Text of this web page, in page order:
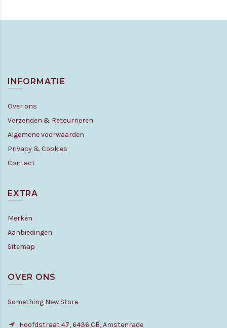
INFORMATIE
Over ons
Verzenden & Retourneren
Algemene voorwaarden
Privacy & Cookies
Contact
EXTRA
Merken
Aanbiedingen
Sitemap
OVER ONS
Something New Store
Hoofdstraat 47, 6436 CB, Amstenrade